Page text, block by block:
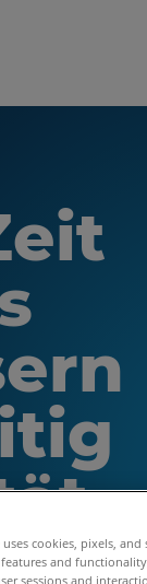
uses cookies, pixels,
and
sessions and